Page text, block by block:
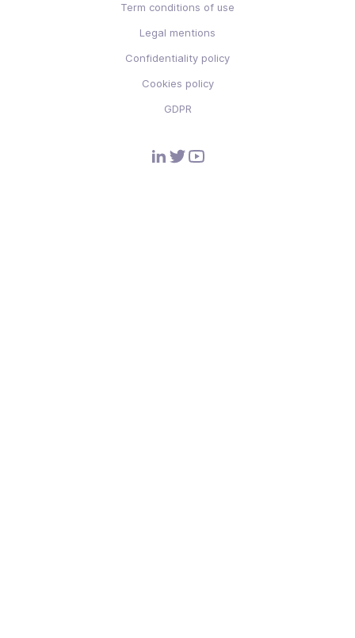
Term conditions of use
Legal mentions
Confidentiality policy
Cookies policy
GDPR